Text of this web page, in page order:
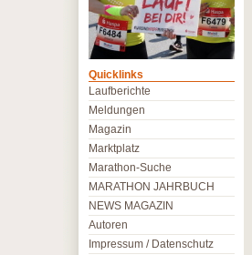
Quicklinks
Laufberichte
Meldungen
Magazin
Marktplatz
Marathon-Suche
MARATHON JAHRBUCH
NEWS MAGAZIN
Autoren
Impressum / Datenschutz